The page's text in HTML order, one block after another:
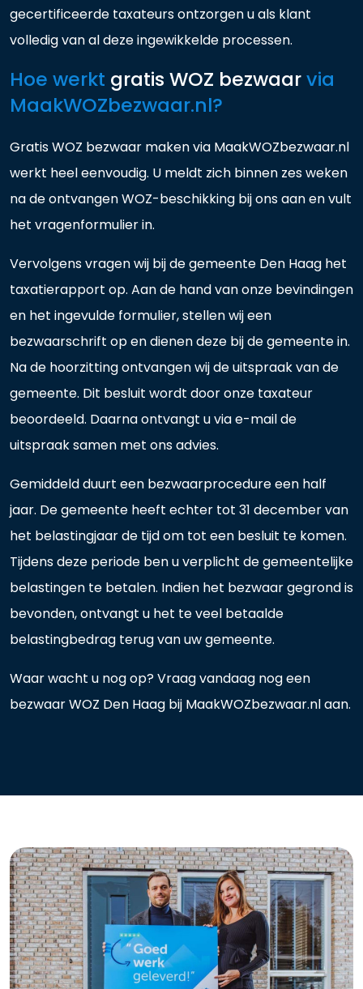
gecertificeerde taxateurs ontzorgen u als klant
volledig van al deze ingewikkelde processen.
Hoe werkt gratis WOZ bezwaarvia
MaakWOZbezwaar.nl?
Gratis WOZ bezwaar maken via MaakWOZbezwaar.nl
werkt heel eenvoudig. U meldt zich binnen zes weken
na de ontvangen WOZ-beschikking bij ons aan en vult
het vragenformulier in.
Vervolgens vragen wij bij de gemeente Den Haag het
taxatierapport op. Aan de hand van onze bevindingen
en het ingevulde formulier, stellen wij een
bezwaarschrift op en dienen deze bij de gemeente in.
Na de hoorzitting ontvangen wij de uitspraak van de
gemeente. Dit besluit wordt door onze taxateur
beoordeeld. Daarna ontvangt u via e-mail de
uitspraak samen met ons advies.
Gemiddeld duurt een bezwaarprocedure een half
jaar. De gemeente heeft echter tot 31 december van
het belastingjaar de tijd om tot een besluit te komen.
Tijdens deze periode ben u verplicht de gemeentelijke
belastingen te betalen. Indien het bezwaar gegrond is
bevonden, ontvangt u het te veel betaalde
belastingbedrag terug van uw gemeente.
Waar wacht u nog op? Vraag vandaag nog een
bezwaar WOZ Den Haag bij MaakWOZbezwaar.nl aan.